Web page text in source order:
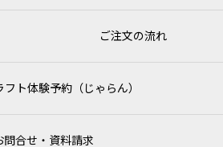
ご注文の流れ
ト体験予約（じゃらん）
問合せ・資料請求